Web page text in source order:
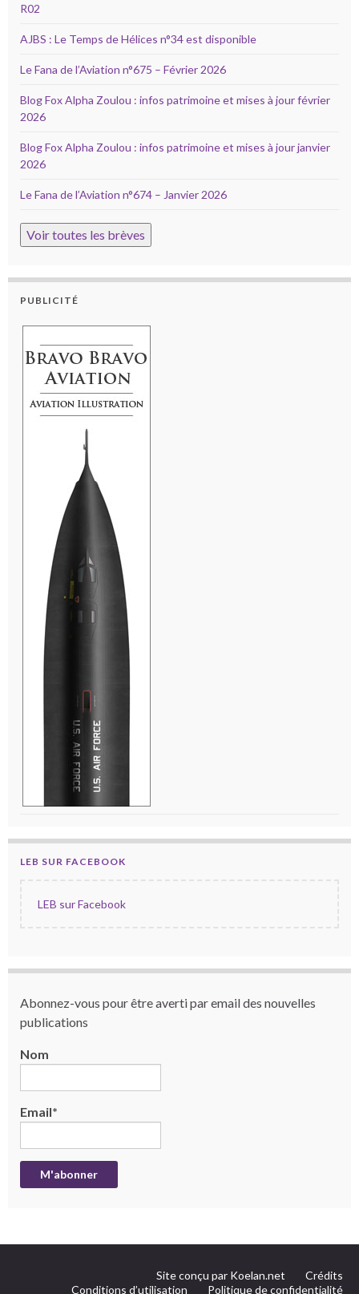
R02
AJBS : Le Temps de Hélices n°34 est disponible
Le Fana de l’Aviation n°675 – Février 2026
Blog Fox Alpha Zoulou : infos patrimoine et mises à jour février
2026
Blog Fox Alpha Zoulou : infos patrimoine et mises à jour janvier
2026
Le Fana de l’Aviation n°674 – Janvier 2026
Voir toutes les brèves
PUBLICITÉ
LEB SUR FACEBOOK
LEB sur Facebook
Abonnez-vous pour être averti par email des nouvelles
publications
Nom
Email*
Site conçu par Koelan.net
Crédits
Conditions d’utilisation
Politique de confidentialité